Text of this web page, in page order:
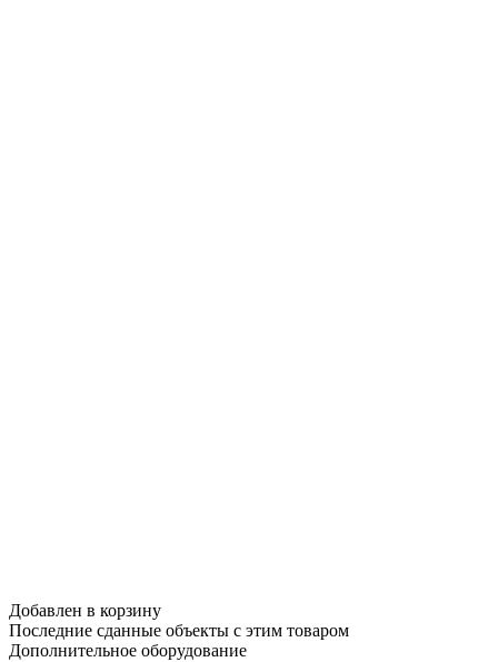
Добавлен в корзину
Последние сданные объекты с этим товаром
Дополнительное оборудование